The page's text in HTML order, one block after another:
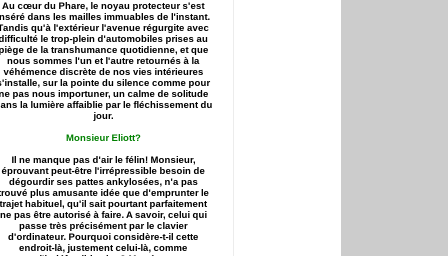
Au cœur du Phare, le noyau protecteur s'est
dans les mailles immuables de l'instant.
qu'à l'extérieur l'avenue régurgite avec
le trop-plein d'automobiles prises au
de la transhumance quotidienne, et que
nous sommes l'un et l'autre retournés à la
véhémence discrète de nos vies intérieures
sur la pointe du silence comme pour
pas nous importuner, un calme de solitude
la lumière affaiblie par le fléchissement du
jour.
Monsieur Eliott?
Il ne manque pas d'air le félin! Monsieur,
éprouvant peut-être l'irrépressible besoin de
dégourdir ses pattes ankylosées, n'a pas
plus amusante idée que d'emprunter le
trajet habituel, qu'il sait pourtant parfaitement
ne pas être autorisé à faire. A savoir, celui qui
passe très précisément par le clavier
d'ordinateur. Pourquoi considère-t-il cette
endroit-là, justement celui-là, comme